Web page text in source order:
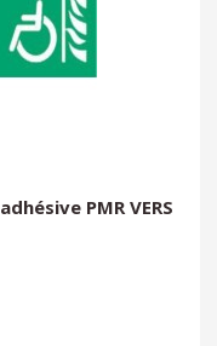
PMR VERS